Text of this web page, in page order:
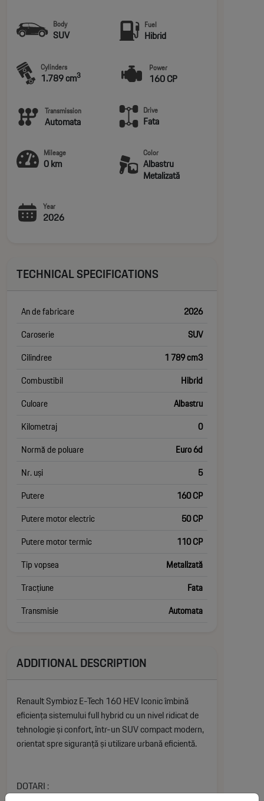
Body
SUV
Fuel
Hibrid
Cylinders
1.789 cm3
Power
160 CP
Transmission
Automata
Drive
Fata
Mileage
0 km
Color
Albastru
Metalizată
Year
2026
TECHNICAL SPECIFICATIONS
An de fabricare
2026
Caroserie
SUV
Cilindree
1 789 cm3
Combustibil
Hibrid
Culoare
Albastru
Kilometraj
0
Normă de poluare
Euro 6d
Nr. uși
5
Putere
160 CP
Putere motor electric
50 CP
Putere motor termic
110 CP
Tip vopsea
Metalizată
Tracțiune
Fata
Transmisie
Automata
ADDITIONAL DESCRIPTION
Renault Symbioz E-Tech 160 HEV Iconic îmbină
eficiența sistemului full hybrid cu un nivel ridicat de
tehnologie și confort, într-un SUV compact modern,
orientat spre siguranță și utilizare urbană eficientă.
DOTARI :